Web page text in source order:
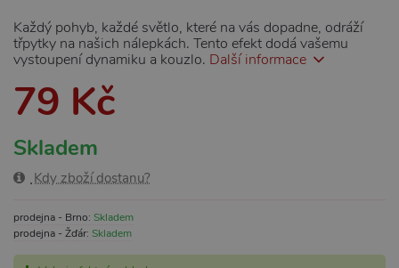
Každý pohyb, každé světlo, které na vás dopadne, odráží
třpytky na našich nálepkách. Tento efekt dodá vašemu
vystoupení dynamiku a kouzlo. Další informace
79 Kč
Skladem
Kdy zboží dostanu?
prodejna - Brno: Skladem
prodejna - Žďár: Skladem